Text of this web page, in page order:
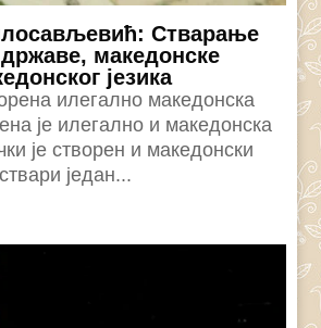
Стварање
македонске
језика
илегално македонска
је илегално и македонска
је створен и македонски
ствари један...